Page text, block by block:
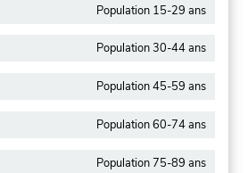
Population 15-29 ans
Population 30-44 ans
Population 45-59 ans
Population 60-74 ans
Population 75-89 ans